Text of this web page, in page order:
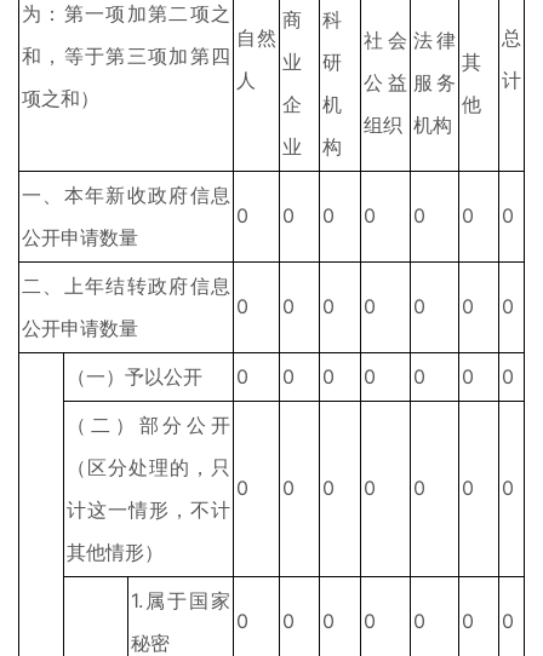
为：第一项加第二项之
和，等于第三项加第四
项之和）
自然
人
总
计
商
业
企
业
科
研
机
构
社会
公益
组织
法律
服务
机构
其
他
一、本年新收政府信息
公开申请数量
0 0 0 0 0 0 0
二、上年结转政府信息
公开申请数量
0 0 0 0 0 0 0
（一）予以公开 0 0 0 0 0 0
0
（二）部分公开
（区分处理的，只
计这一情形，不计
其他情形）
0 0 0 0 0 0 0
1.属于国家
秘密
0 0 0 0 0 0 0